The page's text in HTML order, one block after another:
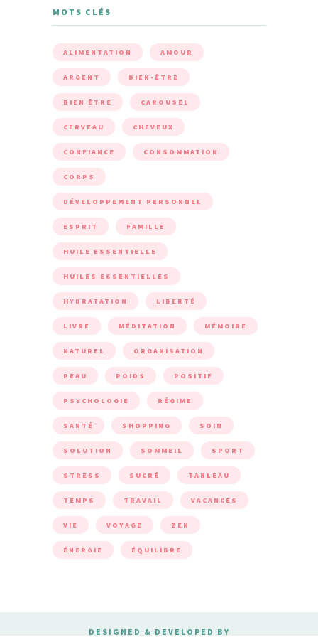
MOTS CLÉS
ALIMENTATION AMOUR
ARGENT BIEN-ÊTRE
BIEN ÊTRE CAROUSEL
CERVEAU CHEVEUX
CONFIANCE CONSOMMATION
CORPS
DÉVELOPPEMENT PERSONNEL
ESPRIT FAMILLE
HUILE ESSENTIELLE
HUILES ESSENTIELLES
HYDRATATION LIBERTÉ
LIVRE MÉDITATION MÉMOIRE
NATUREL ORGANISATION
PEAU POIDS POSITIF
PSYCHOLOGIE RÉGIME
SANTÉ SHOPPING SOIN
SOLUTION SOMMEIL SPORT
STRESS SUCRÉ TABLEAU
TEMPS TRAVAIL VACANCES
VIE VOYAGE ZEN
ÉNERGIE ÉQUILIBRE
DESIGNED & DEVELOPED BY